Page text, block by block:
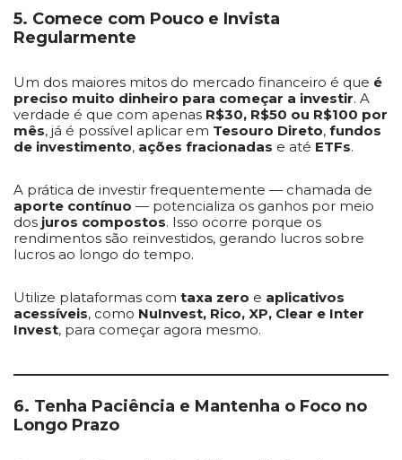
5. Comece com Pouco e Invista
Regularmente
Um dos maiores mitos do mercado financeiro é que é
preciso muito dinheiro para começar a investir. A
verdade é que com apenas R$30, R$50 ou R$100 por
mês, já é possível aplicar em Tesouro Direto, fundos
de investimento, ações fracionadas e até ETFs.
A prática de investir frequentemente — chamada de
aporte contínuo — potencializa os ganhos por meio
dos juros compostos. Isso ocorre porque os
rendimentos são reinvestidos, gerando lucros sobre
lucros ao longo do tempo.
Utilize plataformas com taxa zero e aplicativos
acessíveis, como NuInvest, Rico, XP, Clear e Inter
Invest, para começar agora mesmo.
6. Tenha Paciência e Mantenha o Foco no
Longo Prazo